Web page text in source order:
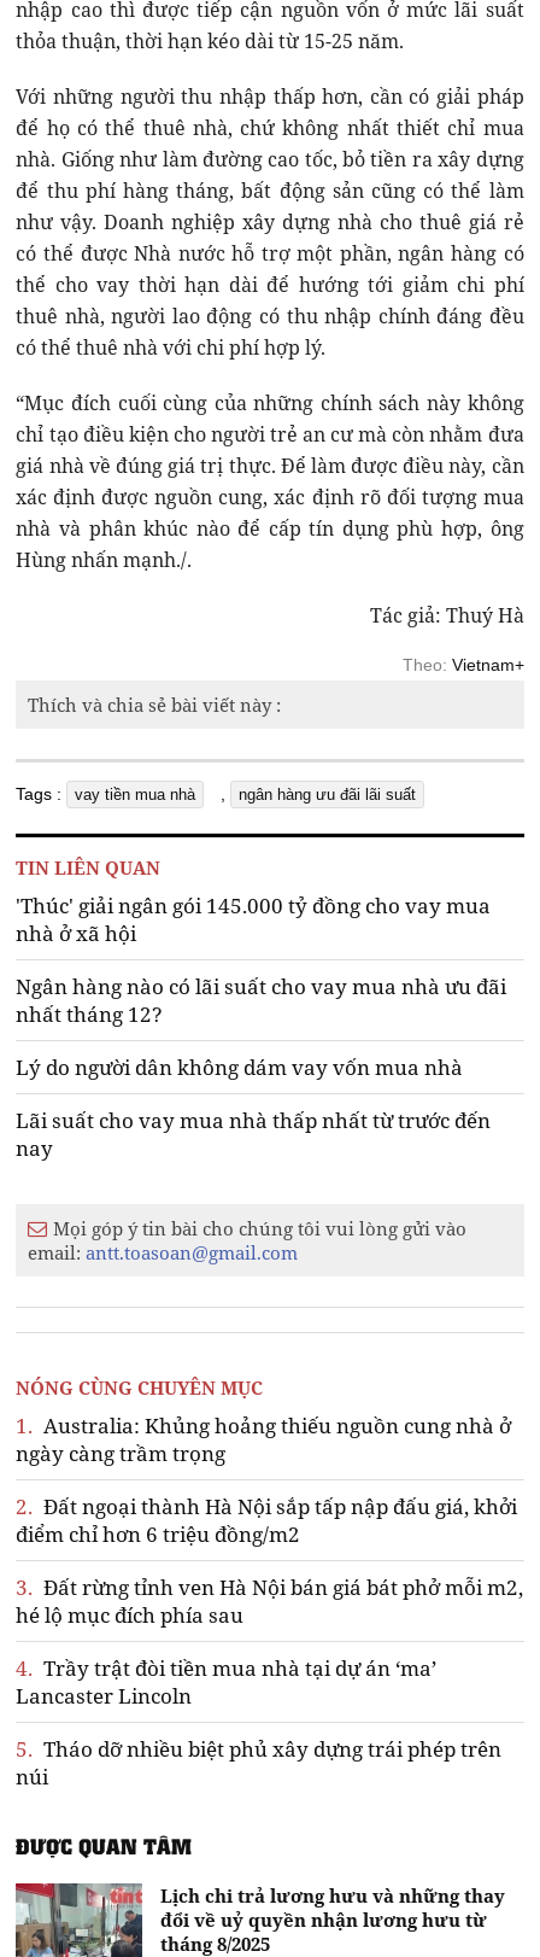
nhập cao thì được tiếp cận nguồn vốn ở mức lãi suất
thỏa thuận, thời hạn kéo dài từ 15-25 năm.
Với những người thu nhập thấp hơn, cần có giải pháp
để họ có thể thuê nhà, chứ không nhất thiết chỉ mua
nhà. Giống như làm đường cao tốc, bỏ tiền ra xây dựng
để thu phí hàng tháng, bất động sản cũng có thể làm
như vậy. Doanh nghiệp xây dựng nhà cho thuê giá rẻ
có thể được Nhà nước hỗ trợ một phần, ngân hàng có
thể cho vay thời hạn dài để hướng tới giảm chi phí
thuê nhà, người lao động có thu nhập chính đáng đều
có thể thuê nhà với chi phí hợp lý.
“Mục đích cuối cùng của những chính sách này không
chỉ tạo điều kiện cho người trẻ an cư mà còn nhằm đưa
giá nhà về đúng giá trị thực. Để làm được điều này, cần
xác định được nguồn cung, xác định rõ đối tượng mua
nhà và phân khúc nào để cấp tín dụng phù hợp, ông
Hùng nhấn mạnh./.
Tác giả: Thuý Hà
Theo: Vietnam+
Thích và chia sẻ bài viết này :
Tags : vay tiền mua nhà ngân hàng ưu đãi lãi suất
TIN LIÊN QUAN
'Thúc' giải ngân gói 145.000 tỷ đồng cho vay mua
nhà ở xã hội
Ngân hàng nào có lãi suất cho vay mua nhà ưu đãi
nhất tháng 12?
Lý do người dân không dám vay vốn mua nhà
Lãi suất cho vay mua nhà thấp nhất từ trước đến
nay
Mọi góp ý tin bài cho chúng tôi vui lòng gửi vào
email:antt.toasoan@gmail.com
NÓNG CÙNG CHUYÊN MỤC
1. Australia: Khủng hoảng thiếu nguồn cung nhà ở
ngày càng trầm trọng
2. Đất ngoại thành Hà Nội sắp tấp nập đấu giá, khởi
điểm chỉ hơn 6 triệu đồng/m2
3. Đất rừng tỉnh ven Hà Nội bán giá bát phở mỗi m2,
hé lộ mục đích phía sau
4. Trầy trật đòi tiền mua nhà tại dự án ‘ma’
Lancaster Lincoln
5. Tháo dỡ nhiều biệt phủ xây dựng trái phép trên
núi
ĐƯỢC QUAN TÂM
Lịch chi trả lương hưu và những thay
đổi về uỷ quyền nhận lương hưu từ
tháng 8/2025